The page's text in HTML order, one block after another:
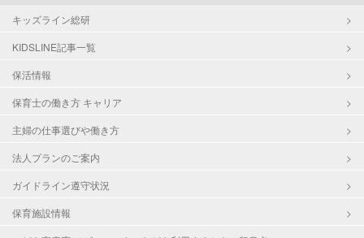
キッズライン総研
KIDSLINE記事一覧
保活情報
保育士の働き方 キャリア
主婦の仕事選びや働き方
法人プランのご案内
ガイドライン遵守状況
保育施設情報